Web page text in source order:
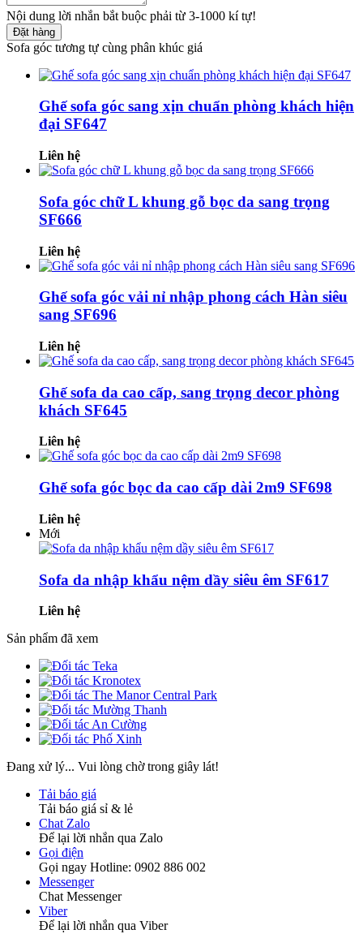
Nội dung lời nhắn bắt buộc phải từ 3-1000 kí tự!
Đặt hàng
Sofa góc tương tự cùng phân khúc giá
Ghế sofa góc sang xịn chuẩn phòng khách hiện
đại SF647
Liên hệ
Sofa góc chữ L khung gỗ bọc da sang trọng
SF666
Liên hệ
Ghế sofa góc vải nỉ nhập phong cách Hàn siêu
sang SF696
Liên hệ
Ghế sofa da cao cấp, sang trọng decor phòng
khách SF645
Liên hệ
Ghế sofa góc bọc da cao cấp dài 2m9 SF698
Liên hệ
Mới
Sofa da nhập khẩu nệm dầy siêu êm SF617
Liên hệ
Sản phẩm đã xem
Đang xử lý... Vui lòng chờ trong giây lát!
Tải báo giá
Tải báo giá sỉ & lẻ
Chat Zalo
Để lại lời nhắn qua Zalo
Gọi điện
Gọi ngay Hotline: 0902 886 002
Messenger
Chat Messenger
Viber
Để lại lời nhắn qua Viber